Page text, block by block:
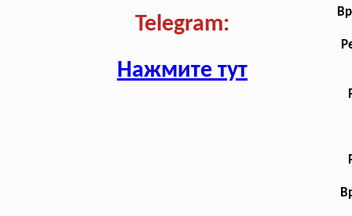
Telegram:
Нажмите тут